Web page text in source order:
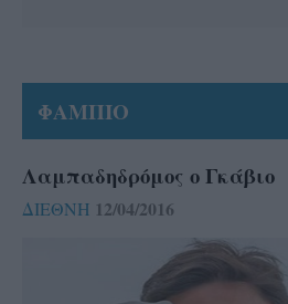
ΦΑΜΠΙΟ
Λαμπαδηδρόμος ο Γκάβιο
ΔΙΕΘΝΗ 12/04/2016